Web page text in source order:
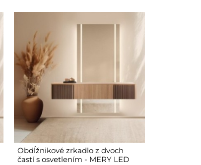
Obdĺžnikové zrkadlo z dvoch
častí s osvetlením - MERY LED